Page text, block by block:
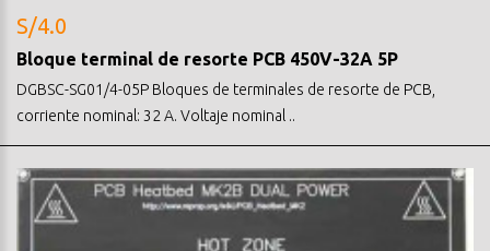
S/4.0
Bloque terminal de resorte PCB 450V-32A 5P
DGBSC-SG01/4-05P Bloques de terminales de resorte de PCB,
corriente nominal: 32 A. Voltaje nominal ..